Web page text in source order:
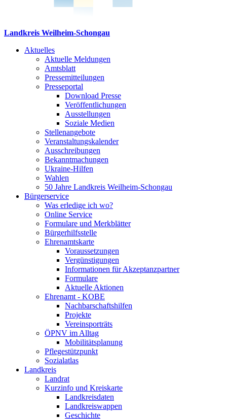
Landkreis Weilheim-Schongau
Aktuelles
Aktuelle Meldungen
Amtsblatt
Pressemitteilungen
Presseportal
Download Presse
Veröffentlichungen
Ausstellungen
Soziale Medien
Stellenangebote
Veranstaltungskalender
Ausschreibungen
Bekanntmachungen
Ukraine-Hilfen
Wahlen
50 Jahre Landkreis Weilheim-Schongau
Bürgerservice
Was erledige ich wo?
Online Service
Formulare und Merkblätter
Bürgerhilfsstelle
Ehrenamtskarte
Voraussetzungen
Vergünstigungen
Informationen für Akzeptanzpartner
Formulare
Aktuelle Aktionen
Ehrenamt - KOBE
Nachbarschaftshilfen
Projekte
Vereinsporträts
ÖPNV im Alltag
Mobilitätsplanung
Pflegestützpunkt
Sozialatlas
Landkreis
Landrat
Kurzinfo und Kreiskarte
Landkreisdaten
Landkreiswappen
Geschichte